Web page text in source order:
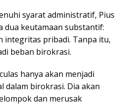
syarat administratif, Pius
dua keutamaan substantif:
integritas pribadi. Tanpa itu,
beban birokrasi.
hanya akan menjadi
dalam birokrasi. Dia akan
dan merusak